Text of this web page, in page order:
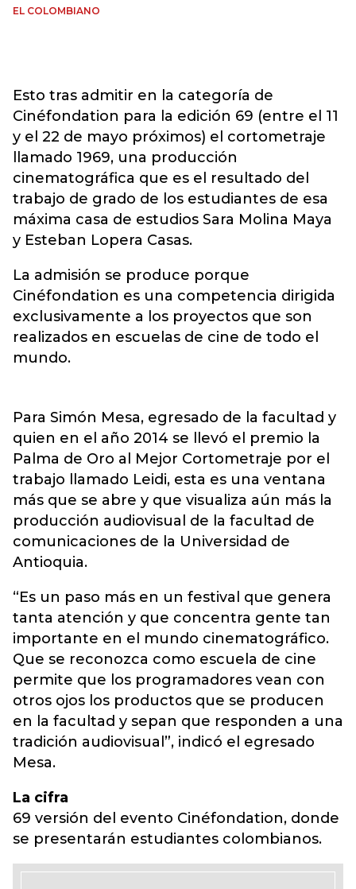
EL COLOMBIANO
Esto tras admitir en la categoría de
Cinéfondation para la edición 69 (entre el 11
y el 22 de mayo próximos) el cortometraje
llamado 1969, una producción
cinematográfica que es el resultado del
trabajo de grado de los estudiantes de esa
máxima casa de estudios Sara Molina Maya
y Esteban Lopera Casas.
La admisión se produce porque
Cinéfondation es una competencia dirigida
exclusivamente a los proyectos que son
realizados en escuelas de cine de todo el
mundo.
Para Simón Mesa, egresado de la facultad y
quien en el año 2014 se llevó el premio la
Palma de Oro al Mejor Cortometraje por el
trabajo llamado Leidi, esta es una ventana
más que se abre y que visualiza aún más la
producción audiovisual de la facultad de
comunicaciones de la Universidad de
Antioquia.
“Es un paso más en un festival que genera
tanta atención y que concentra gente tan
importante en el mundo cinematográfico.
Que se reconozca como escuela de cine
permite que los programadores vean con
otros ojos los productos que se producen
en la facultad y sepan que responden a una
tradición audiovisual”, indicó el egresado
Mesa.
La cifra
69 versión del evento Cinéfondation, donde
se presentarán estudiantes colombianos.